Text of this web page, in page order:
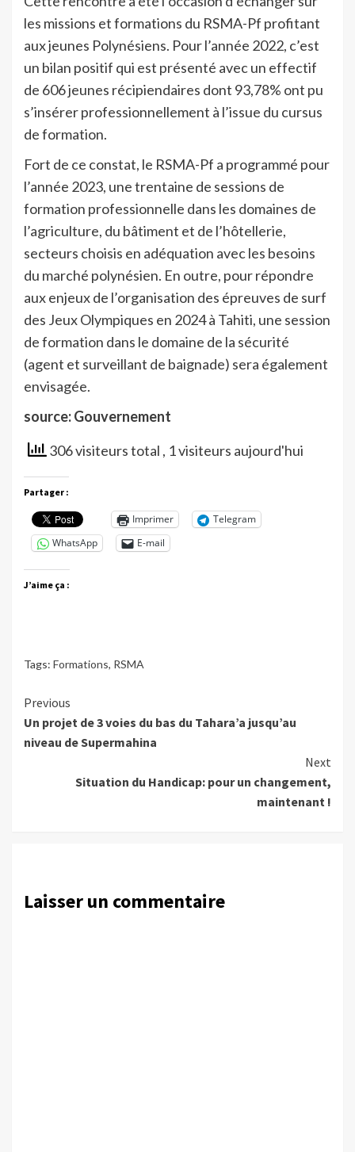
les missions et formations du RSMA-Pf profitant
aux jeunes Polynésiens. Pour l’année 2022, c’est
un bilan positif qui est présenté avec un effectif
de 606 jeunes récipiendaires dont 93,78% ont pu
s’insérer professionnellement à l’issue du cursus
de formation.
Fort de ce constat, le RSMA-Pf a programmé pour
l’année 2023, une trentaine de sessions de
formation professionnelle dans les domaines de
l’agriculture, du bâtiment et de l’hôtellerie,
secteurs choisis en adéquation avec les besoins
du marché polynésien. En outre, pour répondre
aux enjeux de l’organisation des épreuves de surf
des Jeux Olympiques en 2024 à Tahiti, une session
de formation dans le domaine de la sécurité
(agent et surveillant de baignade) sera également
envisagée.
source: Gouvernement
306 visiteurs total , 1 visiteurs aujourd'hui
Partager :
Imprimer
Telegram
WhatsApp
E-mail
J’aime ça :
Tags: Formations, RSMA
Continue
Reading
Previous
Un projet de 3 voies du bas du Tahara’a jusqu’au
niveau de Supermahina
Next
Situation du Handicap: pour un changement,
maintenant !
Laisser un commentaire